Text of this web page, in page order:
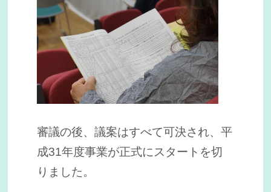
審議の後、議案はすべて可決され、平
成31年度事業が正式にスタートを切
りました。